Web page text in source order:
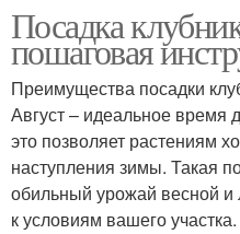
Посадка
пошаговая
Преимущества посадки
Август – идеальное время
это позволяет растениям
наступления зимы. Такая
обильный урожай весной
к условиям вашего участка.